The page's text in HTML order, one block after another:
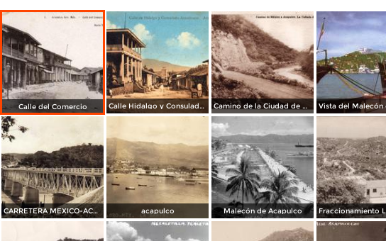
Calle del Comercio Calle Hidalgo y Consulado Americano Camino de la Ciudad de México a Acapulco: La Cañada del Zopilote
CARRETERA MEXICO-ACAPULCO acapulco Malecón de Acapulco